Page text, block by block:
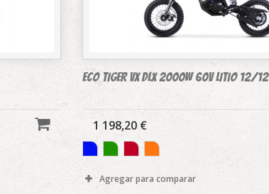
Eco TIGER VX DLX 2000W 60v LITIO 12/12
1 198,20 €
Agregar para comparar